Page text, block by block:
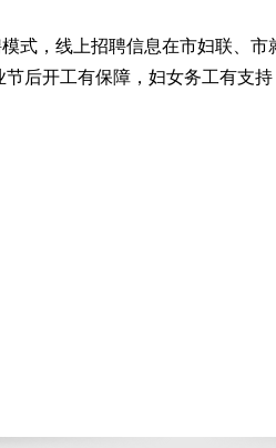
，线上招聘信息在市妇联、市
后开工有保障，妇女务工有支持